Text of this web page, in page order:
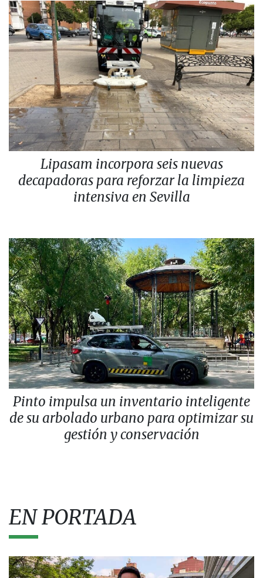
Lipasam incorpora seis nuevas
decapadoras para reforzar la limpieza
intensiva en Sevilla
Pinto impulsa un inventario inteligente
de su arbolado urbano para optimizar su
gestión y conservación
EN PORTADA